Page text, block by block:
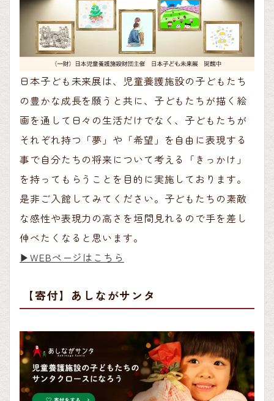
日本子ども未来展は、児童養護施設の子どもたち
の豊かな成長を願うと共に、子どもたちが描く絵
画を通して日々の生活だけでなく、子どもたちが
それぞれ持つ「夢」や「希望」を自由に表現する
事で自分たちの将来について考える「きっかけ」
を持ってもらうことを目的に実施しております。
是非ご入館してみてください。子どもたちの素敵
な感性や表現力の高さを垣間見れるので手を差し
伸べたくなると思います。
▶︎WEBページはこちら
【寄付】あしながサンタ